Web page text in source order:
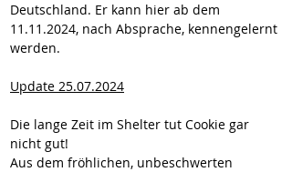
Deutschland. Er kann hier ab dem
11.11.2024, nach Absprache, kennengelernt
werden.
Update 25.07.2024
Die lange Zeit im Shelter tut Cookie gar
nicht gut!
Aus dem fröhlichen, unbeschwerten